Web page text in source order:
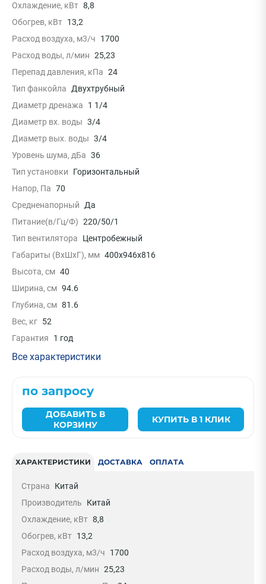
Охлаждение, кВт 8,8
Обогрев, кВт 13,2
Расход воздуха, м3/ч
1700
Расход воды, л/мин 25,23
Перепад давления, кПа 24
Тип фанкойла
Двухтрубный
Диаметр дренажа
1 1/4
Диаметр вх. воды 3/4
Диаметр вых. воды 3/4
Уровень шума, дБа 36
Тип установки
Горизонтальный
Напор, Па 70
Средненапорный
Да
Питание(в/Гц/Ф) 220/50/1
Тип вентилятора
Центробежный
Габариты (ВxШxГ), мм 400x946x816
Высота, см 40
Ширина, см 94.6
Глубина, см 81.6
Вес, кг 52
Гарантия
1 год
Все характеристики
по запросу
ДОБАВИТЬ В
КОРЗИНУ
КУПИТЬ В 1 КЛИК
ХАРАКТЕРИСТИКИ ДОСТАВКА ОПЛАТА
Страна
Китай
Производитель
Китай
Охлаждение, кВт 8,8
Обогрев, кВт 13,2
Расход воздуха, м3/ч
1700
Расход воды, л/мин 25,23